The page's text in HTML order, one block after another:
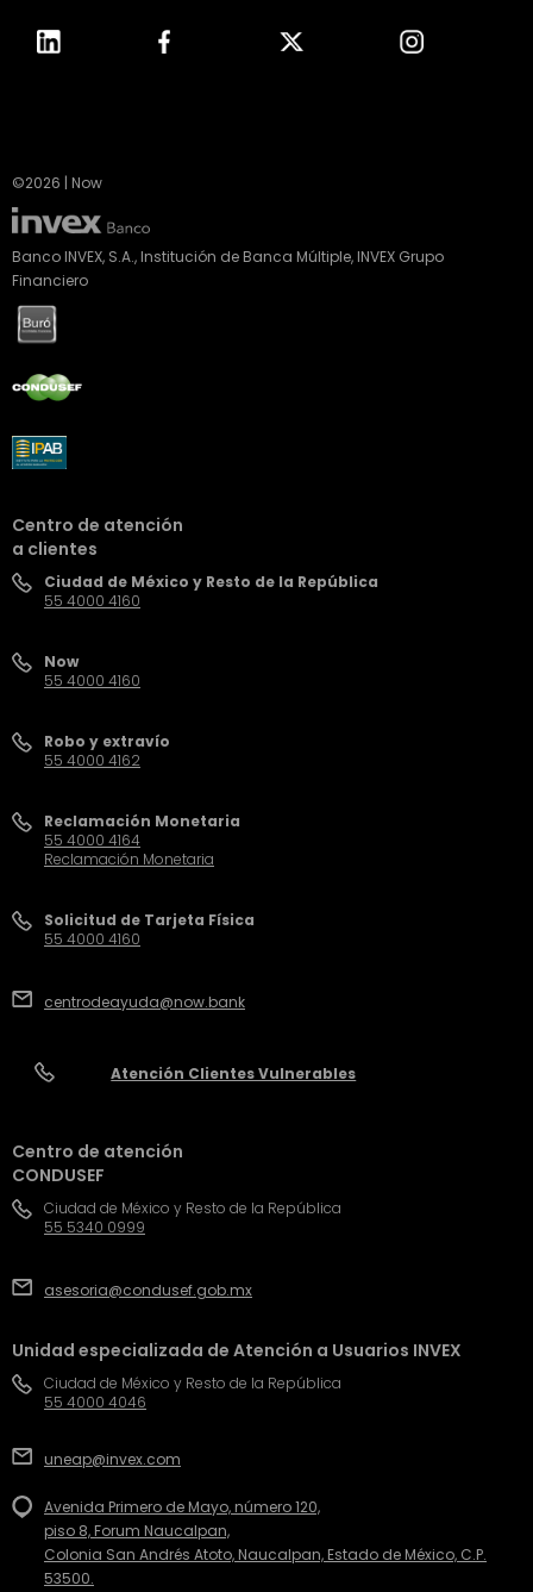
©2026 | Now
Banco INVEX, S.A., Institución de Banca Múltiple, INVEX Grupo
Financiero
Centro de atención
a clientes
Ciudad de México y Resto de la República
55 4000 4160
Now
55 4000 4160
Robo y extravío
55 4000 4162
Reclamación Monetaria
55 4000 4164
Reclamación Monetaria
Solicitud de Tarjeta Física
55 4000 4160
centrodeayuda@now.bank
Atención Clientes Vulnerables
Centro de atención
CONDUSEF
Ciudad de México y Resto de la República
55 5340 0999
asesoria@condusef.gob.mx
Unidad especializada de Atención a Usuarios INVEX
Ciudad de México y Resto de la República
55 4000 4046
uneap@invex.com
Avenida Primero de Mayo, número 120,
piso 8, Forum Naucalpan,
Colonia San Andrés Atoto, Naucalpan, Estado de México, C.P.
53500.